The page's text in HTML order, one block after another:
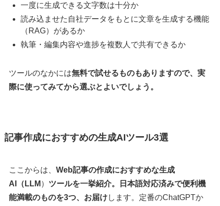
一度に生成できる文字数は十分か
読み込ませた自社データをもとに文章を生成する機能
（RAG）があるか
執筆・編集内容や進捗を複数人で共有できるか
ツールのなかには無料で試せるものもありますので、実
際に使ってみてから選ぶとよいでしょう。
記事作成におすすめの生成AIツール3選
ここからは、 Web記事の作成におすすめな生成
AI（LLM ） ツールを一挙紹介。日本語対応済みで便利機
能満載のものを3つ、お届けします。定番のChatGPTか